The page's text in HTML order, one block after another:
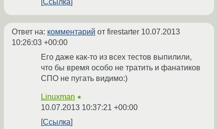
Ссылка
Ответ на: комментарий от firestarter 10.07.2013
10:26:03 +00:00
Его даже как-то из всех тестов выпилили,
что бы время особо не тратить и фанатиков
СПО не пугать видимо:)
Linuxman ★
10.07.2013 10:37:21 +00:00
Ссылка